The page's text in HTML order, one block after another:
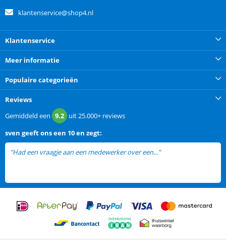
klantenservice@shop4.nl
Klantenservice
Meer informatie
Populaire categorieën
Reviews
Gemiddeld een 9.2 uit25.000+ reviews
sven geeft ons een 10 en zegt:
"Had een vraagje aan een medewerker over een..."